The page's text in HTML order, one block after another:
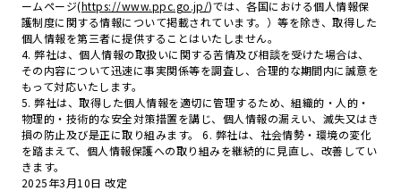
ームページ(https://www.ppc.go.jp/)では、各国における個人情報保
護制度に関する情報について掲載されています。）等を除き、取得した
個人情報を第三者に提供することはいたしません。
4. 弊社は、個人情報の取扱いに関する苦情及び相談を受けた場合は、
その内容について迅速に事実関係等を調査し、合理的な期間内に誠意を
もって対応いたします。
5. 弊社は、取得した個人情報を適切に管理するため、組織的・人的・
物理的・技術的な安全対策措置を講じ、個人情報の漏えい、滅失又はき
損の防止及び是正に取り組みます。 6. 弊社は、社会情勢・環境の変化
を踏まえて、個人情報保護への取り組みを継続的に見直し、改善してい
きます。
2025年3月10日 改定